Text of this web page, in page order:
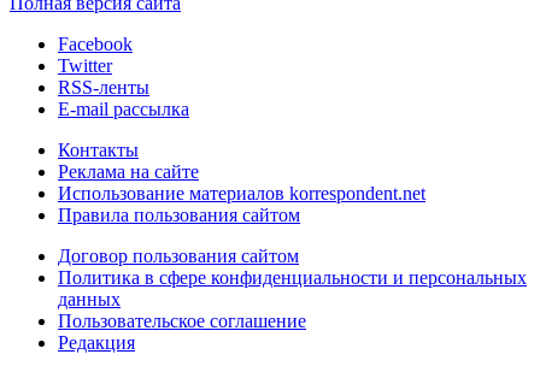
Facebook
Twitter
RSS-ленты
E-mail рассылка
Контакты
Реклама на сайте
Использование материалов korrespondent.net
Правила пользования сайтом
Договор пользования сайтом
Политика в сфере конфиденциальности и персональных
данных
Пользовательское соглашение
Редакция